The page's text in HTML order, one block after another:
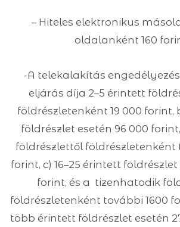
– Hiteles elektronikus
oldalanként 160
-A telekalakítás
eljárás díja 2–5 érintett
földrészletenként 19 000 forint,
földrészlet esetén 96 000
földrészlettől földrészletenként
forint, c) 16–25 érintett
forint, és a tizenhatodik
földrészletenként további 1600
több érintett földrészlet esetén